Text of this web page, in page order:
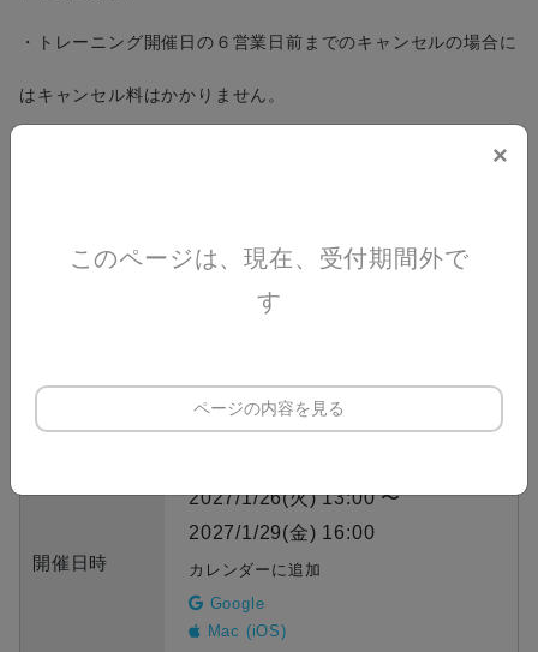
・トレーニング開催日の６営業日前までのキャンセルの場合に
はキャンセル料はかかりません。
・トレーニング開催日の５営業日から当日までのキャンセルの
申込期間
あと 156日
開催日時
2027/1/26(火) 13:00 〜
2027/1/29(金) 16:00
カレンダーに追加
Google
Mac (iOS)
×
このページは、現在、受付期間外で
す
ページの内容を見る